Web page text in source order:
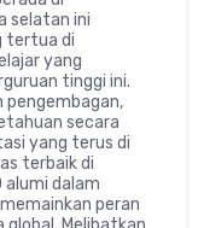
selatan ini
tertua di
yang
tinggi ini.
pengembagan,
secara
yang terus di
terbaik di
alumi dalam
peran